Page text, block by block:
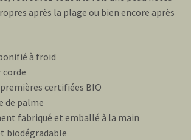
après la plage ou bien encore après
à froid
corde
certifiées BIO
de palme
fabriqué et emballé à la main
biodégradable